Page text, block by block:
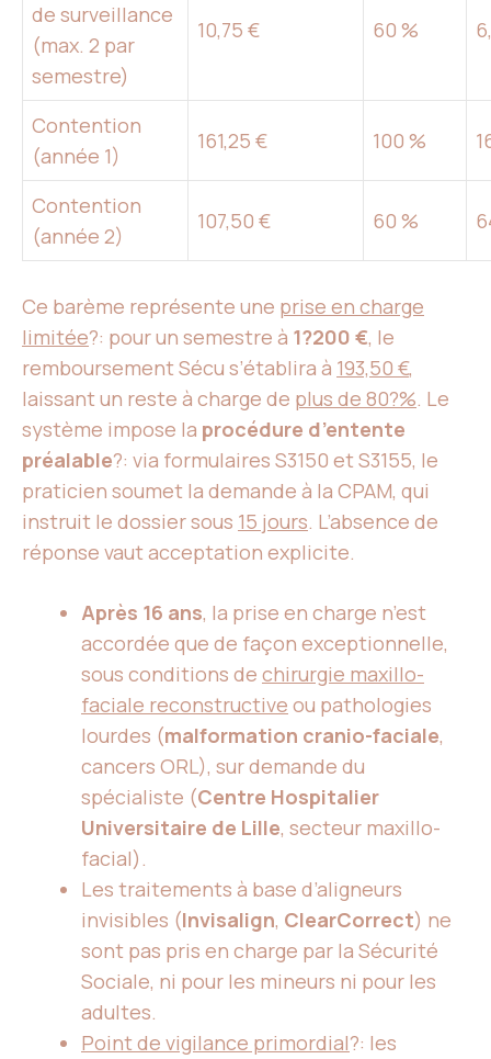
de surveillance
(max. 2 par
semestre)
10,75 € 60 %
Contention
(année 1)
161,25 € 100 %
Contention
(année 2)
107,50 € 60 %
Ce barème représente une prise en charge
limitée?: pour un semestre à 1?200 €, le
remboursement Sécu s’établira à 193,50 €,
laissant un reste à charge de plus de 80?%. Le
système impose la procédure d’entente
préalable?: via formulaires S3150 et S3155, le
praticien soumet la demande à la CPAM, qui
instruit le dossier sous 15 jours. L’absence de
réponse vaut acceptation explicite.
Après 16 ans, la prise en charge n’est
accordée que de façon exceptionnelle,
sous conditions de chirurgie maxillo-
faciale reconstructive ou pathologies
lourdes (malformation cranio-faciale,
cancers ORL), sur demande du
spécialiste (Centre Hospitalier
Universitaire de Lille, secteur maxillo-
facial).
Les traitements à base d’aligneurs
invisibles (Invisalign, ClearCorrect) ne
sont pas pris en charge par la Sécurité
Sociale, ni pour les mineurs ni pour les
adultes.
Point de vigilance primordial?: les